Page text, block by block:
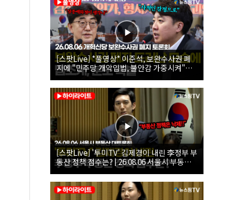
[스팟Live] *풀영상* 이준석, 보완수사권 폐
지에 "민주당 개악입법, 불안감 가중시켜"｜
26.08.06 개혁신당 보완수사권 폐지 토론회
[스팟Live] '투미TV' 김제경이 내린 李정부 부
동산 정책 점수는? | 26.08.06 서울시 부동산
대토론회